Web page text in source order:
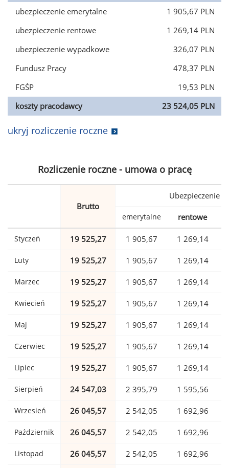
ubezpieczenie emerytalne
1 905,67 PLN
ubezpieczenie rentowe
1 269,14 PLN
ubezpieczenie wypadkowe
326,07 PLN
Fundusz Pracy
478,37 PLN
FGŚP
19,53 PLN
koszty pracodawcy
23 524,05 PLN
ukryj rozliczenie roczne
Rozliczenie roczne - umowa o pracę
Brutto
Ubezpieczenie
emerytalne rentowe
Styczeń 19 525,27 1 905,67 1 269,14
Luty 19 525,27 1 905,67 1 269,14
Marzec 19 525,27 1 905,67 1 269,14
Kwiecień 19 525,27 1 905,67 1 269,14
Maj 19 525,27 1 905,67 1 269,14
Czerwiec 19 525,27 1 905,67 1 269,14
Lipiec 19 525,27 1 905,67 1 269,14
Sierpień 24 547,03 2 395,79 1 595,56
Wrzesień 26 045,57 2 542,05 1 692,96
Październik 26 045,57 2 542,05 1 692,96
Listopad 26 045,57 2 542,05 1 692,96